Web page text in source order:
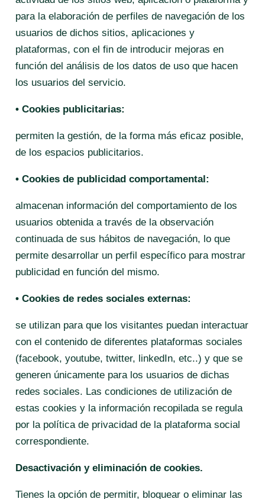
para la elaboración de perfiles de navegación de los
usuarios de dichos sitios, aplicaciones y
plataformas, con el fin de introducir mejoras en
función del análisis de los datos de uso que hacen
los usuarios del servicio.
• Cookies publicitarias:
permiten la gestión, de la forma más eficaz posible,
de los espacios publicitarios.
• Cookies de publicidad comportamental:
almacenan información del comportamiento de los
usuarios obtenida a través de la observación
continuada de sus hábitos de navegación, lo que
permite desarrollar un perfil específico para mostrar
publicidad en función del mismo.
• Cookies de redes sociales externas:
se utilizan para que los visitantes puedan interactuar
con el contenido de diferentes plataformas sociales
(facebook, youtube, twitter, linkedIn, etc..) y que se
generen únicamente para los usuarios de dichas
redes sociales. Las condiciones de utilización de
estas cookies y la información recopilada se regula
por la política de privacidad de la plataforma social
correspondiente.
Desactivación y eliminación de cookies.
Tienes la opción de permitir, bloquear o eliminar las